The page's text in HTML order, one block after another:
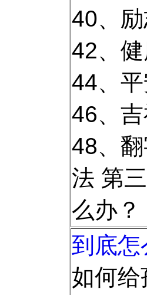
40、
42、
44、
46、
48、
法 第
么办
到底
如何